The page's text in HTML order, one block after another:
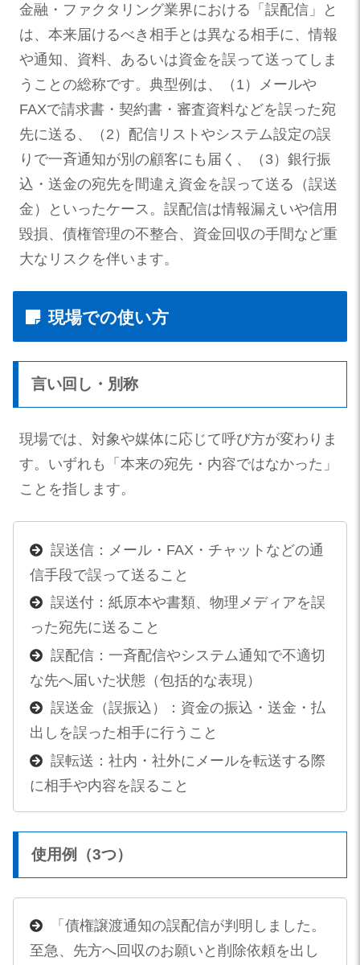
金融・ファクタリング業界における「誤配信」と
は、本来届けるべき相手とは異なる相手に、情報
や通知、資料、あるいは資金を誤って送ってしま
うことの総称です。典型例は、（1）メールや
FAXで請求書・契約書・審査資料などを誤った宛
先に送る、（2）配信リストやシステム設定の誤
りで一斉通知が別の顧客にも届く、（3）銀行振
込・送金の宛先を間違え資金を誤って送る（誤送
金）といったケース。誤配信は情報漏えいや信用
毀損、債権管理の不整合、資金回収の手間など重
大なリスクを伴います。
現場での使い方
言い回し・別称
現場では、対象や媒体に応じて呼び方が変わりま
す。いずれも「本来の宛先・内容ではなかった」
ことを指します。
誤送信：メール・FAX・チャットなどの通
信手段で誤って送ること
誤送付：紙原本や書類、物理メディアを誤
った宛先に送ること
誤配信：一斉配信やシステム通知で不適切
な先へ届いた状態（包括的な表現）
誤送金（誤振込）：資金の振込・送金・払
出しを誤った相手に行うこと
誤転送：社内・社外にメールを転送する際
に相手や内容を誤ること
使用例（3つ）
「債権譲渡通知の誤配信が判明しました。
至急、先方へ回収のお願いと削除依頼を出し